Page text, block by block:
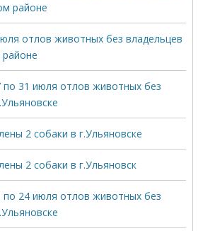
районе
отлов животных без владельцев
по 31 июля отлов животных без
2 собаки в г.Ульяновске
2 собаки в г.Ульяновск
по 24 июля отлов животных без